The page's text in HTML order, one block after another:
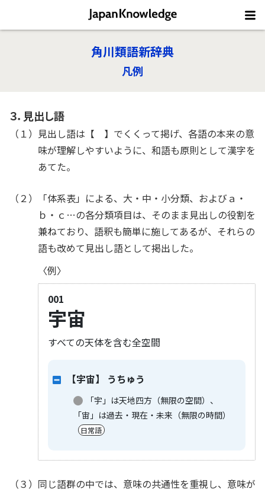
角川類語新辞典
凡例
３．見出し語
（１）見出し語は【 】でくくって掲げ、各語の本来の意
味が理解しやすいように、和語も原則として漢字を
あてた。
（２）「体系表」による、大・中・小分類、およびａ・
ｂ・ｃ…の各分類項目は、そのまま見出しの役割を
兼ねており、語釈も簡単に施してあるが、それらの
語も改めて見出し語として掲出した。
〈例〉
001
宇宙
すべての天体を含む全空間
【宇宙】 うちゅう
「宇」は天地四方（無限の空間）、
「宙」は過去・現在・未来（無限の時間）
日常語
（３）同じ語群の中では、意味の共通性を重視し、意味が